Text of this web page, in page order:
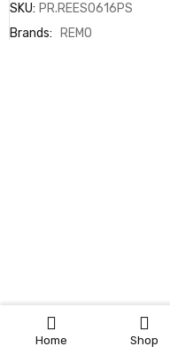
Home Shop
SKU: PR.REES0616PS
Brands:
REMO